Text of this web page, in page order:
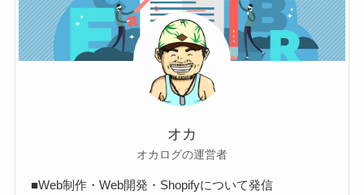
オカ
オカログの運営者
■Web制作・Web開発・Shopifyについて発信